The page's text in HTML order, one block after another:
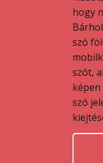
hogy
szó
szót,
szó